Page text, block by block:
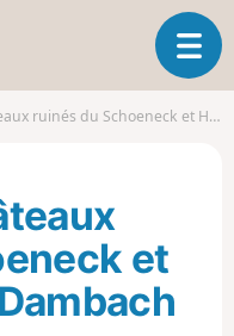
O
u
v
du Schoeneck et Hohenfels par Dambach
et